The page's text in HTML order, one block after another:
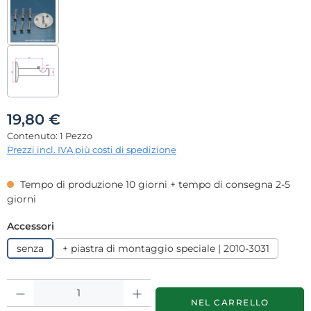
19,80 €
Contenuto: 1 Pezzo
Prezzi incl. IVA più costi di spedizione
Tempo di produzione 10 giorni + tempo di consegna 2-5
giorni
Seleziona
Accessori
senza + piastra di montaggio speciale | 2010-3031
NEL CARRELLO